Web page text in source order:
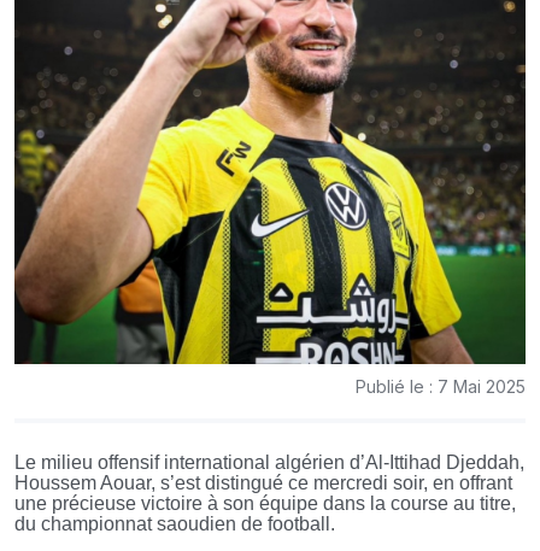
Publié le : 7 Mai 2025
Le milieu offensif international algérien d’Al-Ittihad Djeddah,
Houssem Aouar, s’est distingué ce mercredi soir, en offrant
une précieuse victoire à son équipe dans la course au titre,
du championnat saoudien de football.